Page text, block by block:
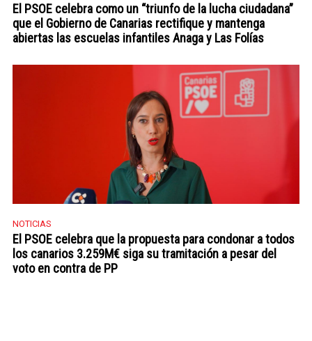
El PSOE celebra como un “triunfo de la lucha ciudadana”
que el Gobierno de Canarias rectifique y mantenga
abiertas las escuelas infantiles Anaga y Las Folías
NOTICIAS
El PSOE celebra que la propuesta para condonar a todos
los canarios 3.259M€ siga su tramitación a pesar del
voto en contra de PP